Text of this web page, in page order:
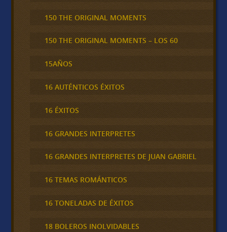
150 THE ORIGINAL MOMENTS
150 THE ORIGINAL MOMENTS – LOS 60
15AÑOS
16 AUTÉNTICOS ÉXITOS
16 ÉXITOS
16 GRANDES INTERPRETES
16 GRANDES INTERPRETES DE JUAN GABRIEL
16 TEMAS ROMÁNTICOS
16 TONELADAS DE ÉXITOS
18 BOLEROS INOLVIDABLES